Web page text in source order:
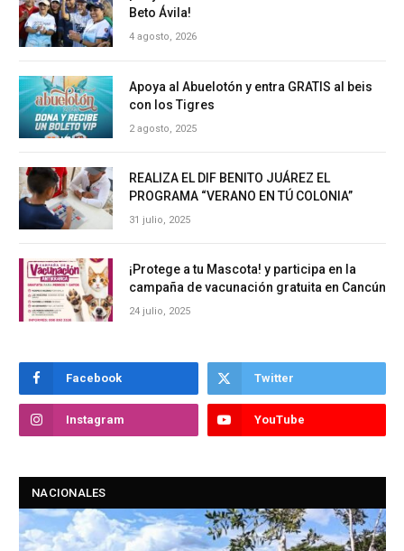
Beto Ávila!
4 agosto, 2026
Apoya al Abuelotón y entra GRATIS al beis
con los Tigres
2 agosto, 2025
REALIZA EL DIF BENITO JUÁREZ EL
PROGRAMA “VERANO EN TÚ COLONIA”
31 julio, 2025
¡Protege a tu Mascota! y participa en la
campaña de vacunación gratuita en Cancún
24 julio, 2025
Facebook Twitter
Instagram YouTube
NACIONALES